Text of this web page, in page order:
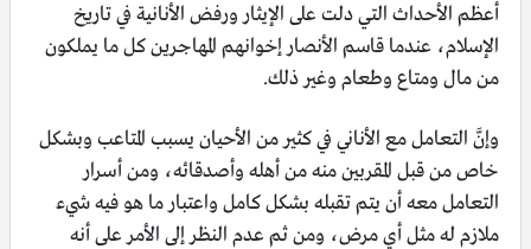
أعظم الأحداث التي دلت على الإيثار ورفض الأنانية في تاريخ
الإسلام، عندما قاسم الأنصار إخوانهم المهاجرين كل ما يملكون
من مال ومتاع وطعام وغير ذلك.
وإنَّ التعامل مع الأناني في كثير من الأحيان يسبب المتاعب وبشكل
خاص من قبل المقربين منه من أهله وأصدقائه، ومن أسرار
التعامل معه أن يتم تقبله بشكل كامل واعتبار ما هو فيه شيء
ملازم له مثل أي مرض، ومن ثم عدم النظر إلى الأمر على أنه